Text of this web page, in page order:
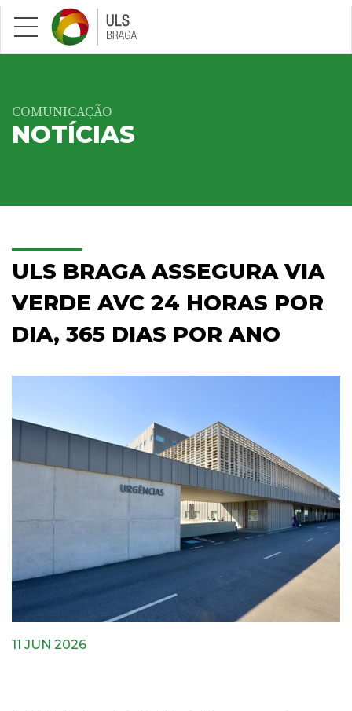
Saltar para conteúdo principal
COMUNICAÇÃO
NOTÍCIAS
ULS BRAGA ASSEGURA VIA
VERDE AVC 24 HORAS POR
DIA, 365 DIAS POR ANO
11 JUN 2026